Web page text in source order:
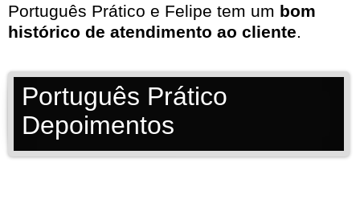
Português Prático e Felipe tem um bom
histórico de atendimento ao cliente.
Português Prático
Depoimentos